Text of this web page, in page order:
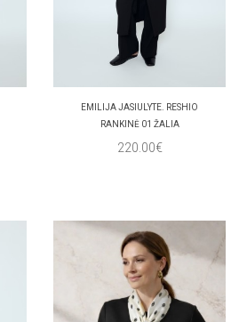
EMILIJA JASIULYTE. RESHIO
RANKINĖ 01 ŽALIA
220.00€